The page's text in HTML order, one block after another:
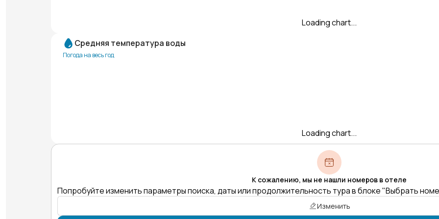
Loading chart...
Средняя температура воды
Погода на весь год
Loading chart...
К сожалению, мы не нашли номеров в отеле
Попробуйте изменить параметры поиска, даты или продолжительность тура в блоке "Выбрать
Изменить